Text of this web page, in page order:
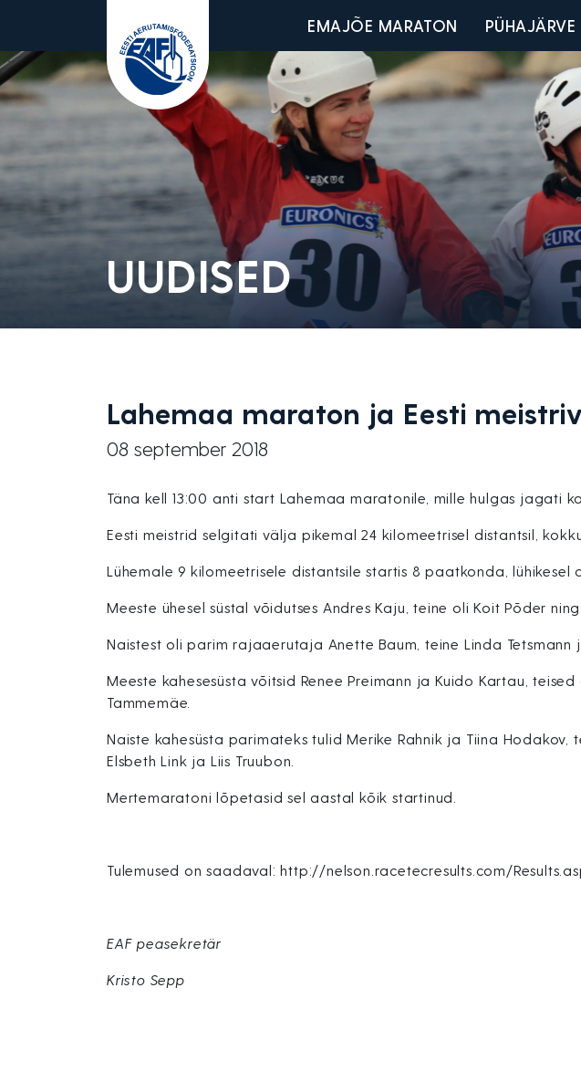
Eesti Aerutamisföderatsioon
Main menu
EMAJÕE MARATON PÜHAJÄRVE
UUDISED
Lahemaa maraton ja Eesti
08 september 2018
Täna kell 13:00 anti start Lahemaa maratonile, mille hulgas jagati
Eesti meistrid selgitati välja pikemal 24 kilomeetrisel distantsil,
Lühemale 9 kilomeetrisele distantsile startis 8 paatkonda,
Meeste ühesel süstal võidutses Andres Kaju, teine oli Koit Põder
Naistest oli parim rajaaerutaja Anette Baum, teine Linda Tetsmann
Meeste kahesesüsta võitsid Renee Preimann ja Kuido Kartau,
Tammemäe.
Naiste kahesüsta parimateks tulid Merike Rahnik ja Tiina
Elsbeth Link ja Liis Truubon.
Mertemaratoni lõpetasid sel aastal kõik startinud.
Tulemused on saadaval: http://nelson.racetecresults.com/
EAF peasekretär
Kristo Sepp